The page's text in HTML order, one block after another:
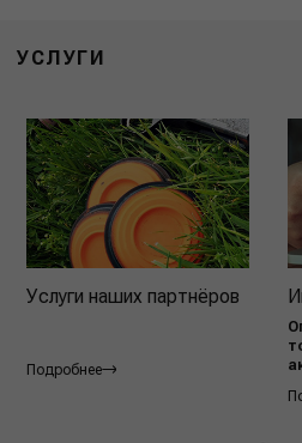
УСЛУГИ
Услуги наших партнёров
Подробнее